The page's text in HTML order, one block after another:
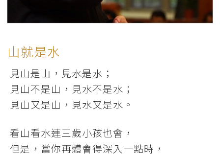
山就是水
見山是山，見水是水；
見山不是山，見水不是水；
見山又是山，見水又是水。
看山看水連三歲小孩也會，
但是，當你再體會得深入一點時，